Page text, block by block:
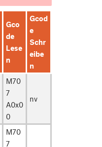
Gco
de
Lese
n
Gcod
e
Schr
eibe
n
M70
7
A0x0
0
nv
M70
7